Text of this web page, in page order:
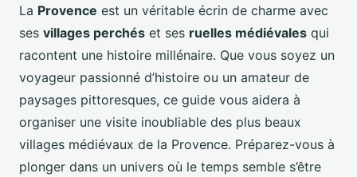
La Provence est un véritable écrin de charme avec
ses villages perchés et ses ruelles médiévales qui
racontent une histoire millénaire. Que vous soyez un
voyageur passionné d’histoire ou un amateur de
paysages pittoresques, ce guide vous aidera à
organiser une visite inoubliable des plus beaux
villages médiévaux de la Provence. Préparez-vous à
plonger dans un univers où le temps semble s’être